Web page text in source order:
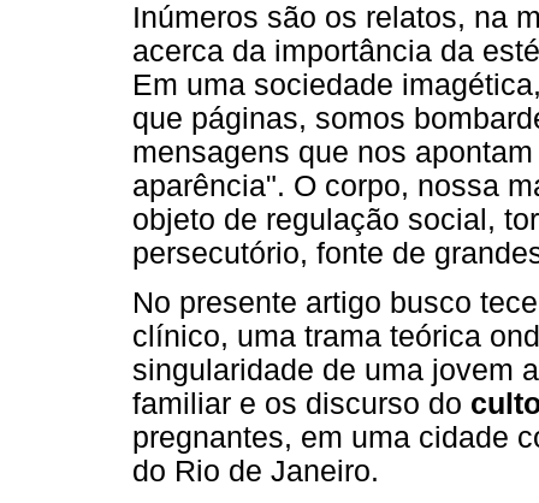
Inúmeros são os relatos, na
acerca da importância da
Em uma sociedade
que páginas, somos
mensagens que nos
aparência". O corpo, nossa
objeto de regulação social,
persecutório, fonte de
No presente artigo busco
clínico, uma trama teórica
singularidade de uma jovem
familiar e os discurso do
pregnantes, em uma cidade
do Rio de Janeiro.